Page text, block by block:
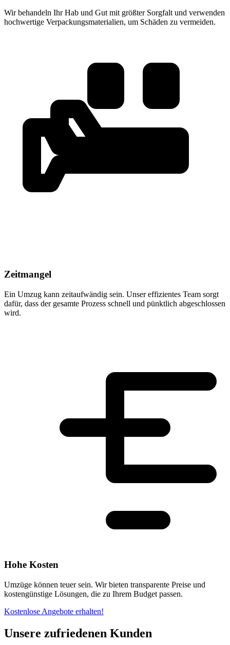
Wir behandeln Ihr Hab und Gut mit größter Sorgfalt und verwenden
hochwertige Verpackungsmaterialien, um Schäden zu vermeiden.
Zeitmangel
Ein Umzug kann zeitaufwändig sein. Unser effizientes Team sorgt
dafür, dass der gesamte Prozess schnell und pünktlich abgeschlossen
wird.
Hohe Kosten
Umzüge können teuer sein. Wir bieten transparente Preise und
kostengünstige Lösungen, die zu Ihrem Budget passen.
Kostenlose Angebote erhalten!
Unsere zufriedenen Kunden